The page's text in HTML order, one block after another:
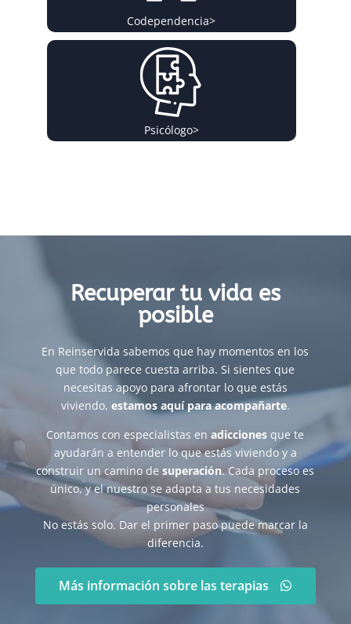
Codependencia>
Psicólogo>
Recuperar tu vida es
posible
En Reinservida sabemos que hay momentos en los
que todo parece cuesta arriba. Si sientes que
necesitas apoyo para afrontar lo que estás
viviendo, estamos aquí para acompañarte.
Contamos con especialistas enadicciones que te
ayudarán a entender lo que estás viviendo y a
construir un camino desuperación. Cada proceso es
único, y el nuestro se adapta a tus necesidades
personales
No estás solo. Dar el primer paso puede marcar la
diferencia.
Más información sobre las terapias